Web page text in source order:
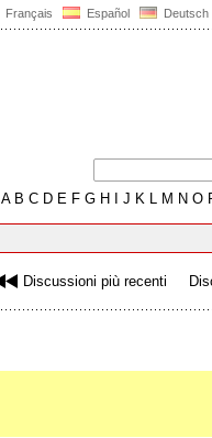
Français Español Deutsch
AB C D E F G H J K L M N O
Discussioni più recenti